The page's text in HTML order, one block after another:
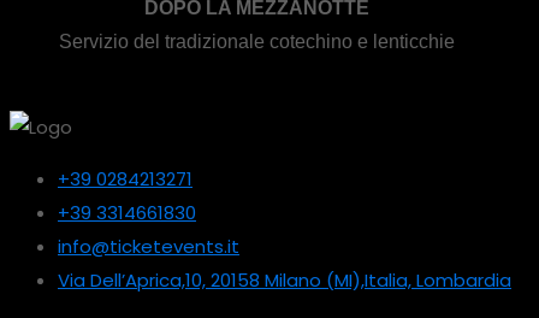
DOPO LA MEZZANOTTE
Servizio del tradizionale cotechino e lenticchie
+39 0284213271
+39 3314661830
info@ticketevents.it
Via Dell’Aprica,10, 20158 Milano (MI),Italia, Lombardia